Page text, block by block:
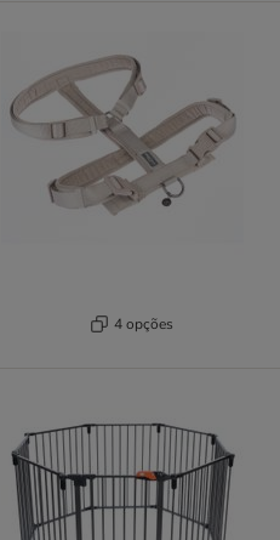
4 opções